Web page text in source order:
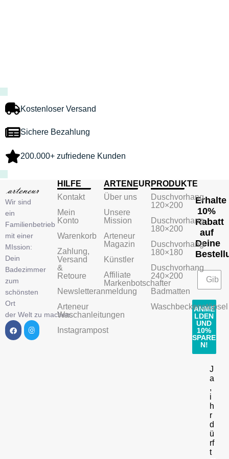
Kostenloser Versand
Sichere Bezahlung
200.000+ zufriedene Kunden
Wir sind
ein
Familienbetrieb
mit einer
MIssion:
Dein
Badezimmer
zum
schönsten
Ort
der Welt zu machen.
HILFE
Kontakt
Mein
Konto
Warenkorb
Zahlung,
Versand
&
Retoure
Newsletteranmeldung
Arteneur
Waschanleitungen
Instagrampost
ARTENEUR
Über uns
Unsere
Mission
Arteneur
Magazin
Künstler
Affiliate
Markenbotschafter
PRODUKTE
Duschvorhang
120×200
Duschvorhang
180×200
Duschvorhang
180×180
Duschvorhang
240×200
Badmatten
Waschbeckenstöpsel
Erhalte
10%
Rabatt
auf
Deine
ANME
LDEN
UND
10%
SPARE
N!
J
a
,
i
h
r
d
ü
rf
t